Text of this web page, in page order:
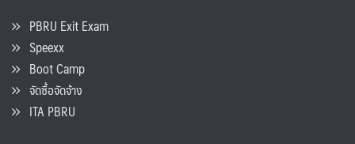
PBRU Exit Exam
Speexx
Boot Camp
จัดซื้อจัดจ้าง
ITA PBRU